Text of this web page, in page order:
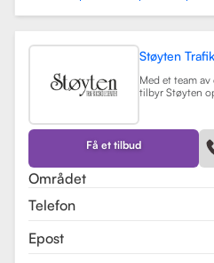
Støyten
Med et team
tilbyr Støyten
kurs som
mørkekjøring.
fleksibilitet og
behov, noe
Få et tilbud
Området
Telefon
Epost